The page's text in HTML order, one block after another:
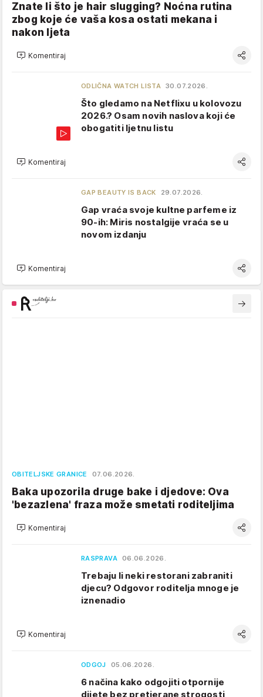
Znate li što je hair slugging? Noćna rutina
zbog koje će vaša kosa ostati mekana i
nakon ljeta
Komentiraj
ODLIČNA WATCH LISTA 30.07.2026.
Što gledamo na Netflixu u kolovozu
2026.? Osam novih naslova koji će
obogatiti ljetnu listu
Komentiraj
GAP BEAUTY IS BACK 29.07.2026.
Gap vraća svoje kultne parfeme iz
90-ih: Miris nostalgije vraća se u
novom izdanju
Komentiraj
OBITELJSKE GRANICE 07.06.2026.
Baka upozorila druge bake i djedove: Ova
'bezazlena' fraza može smetati roditeljima
Komentiraj
RASPRAVA 06.06.2026.
Trebaju li neki restorani zabraniti
djecu? Odgovor roditelja mnoge je
iznenadio
Komentiraj
ODGOJ 05.06.2026.
6 načina kako odgojiti otpornije
dijete bez pretjerane strogosti